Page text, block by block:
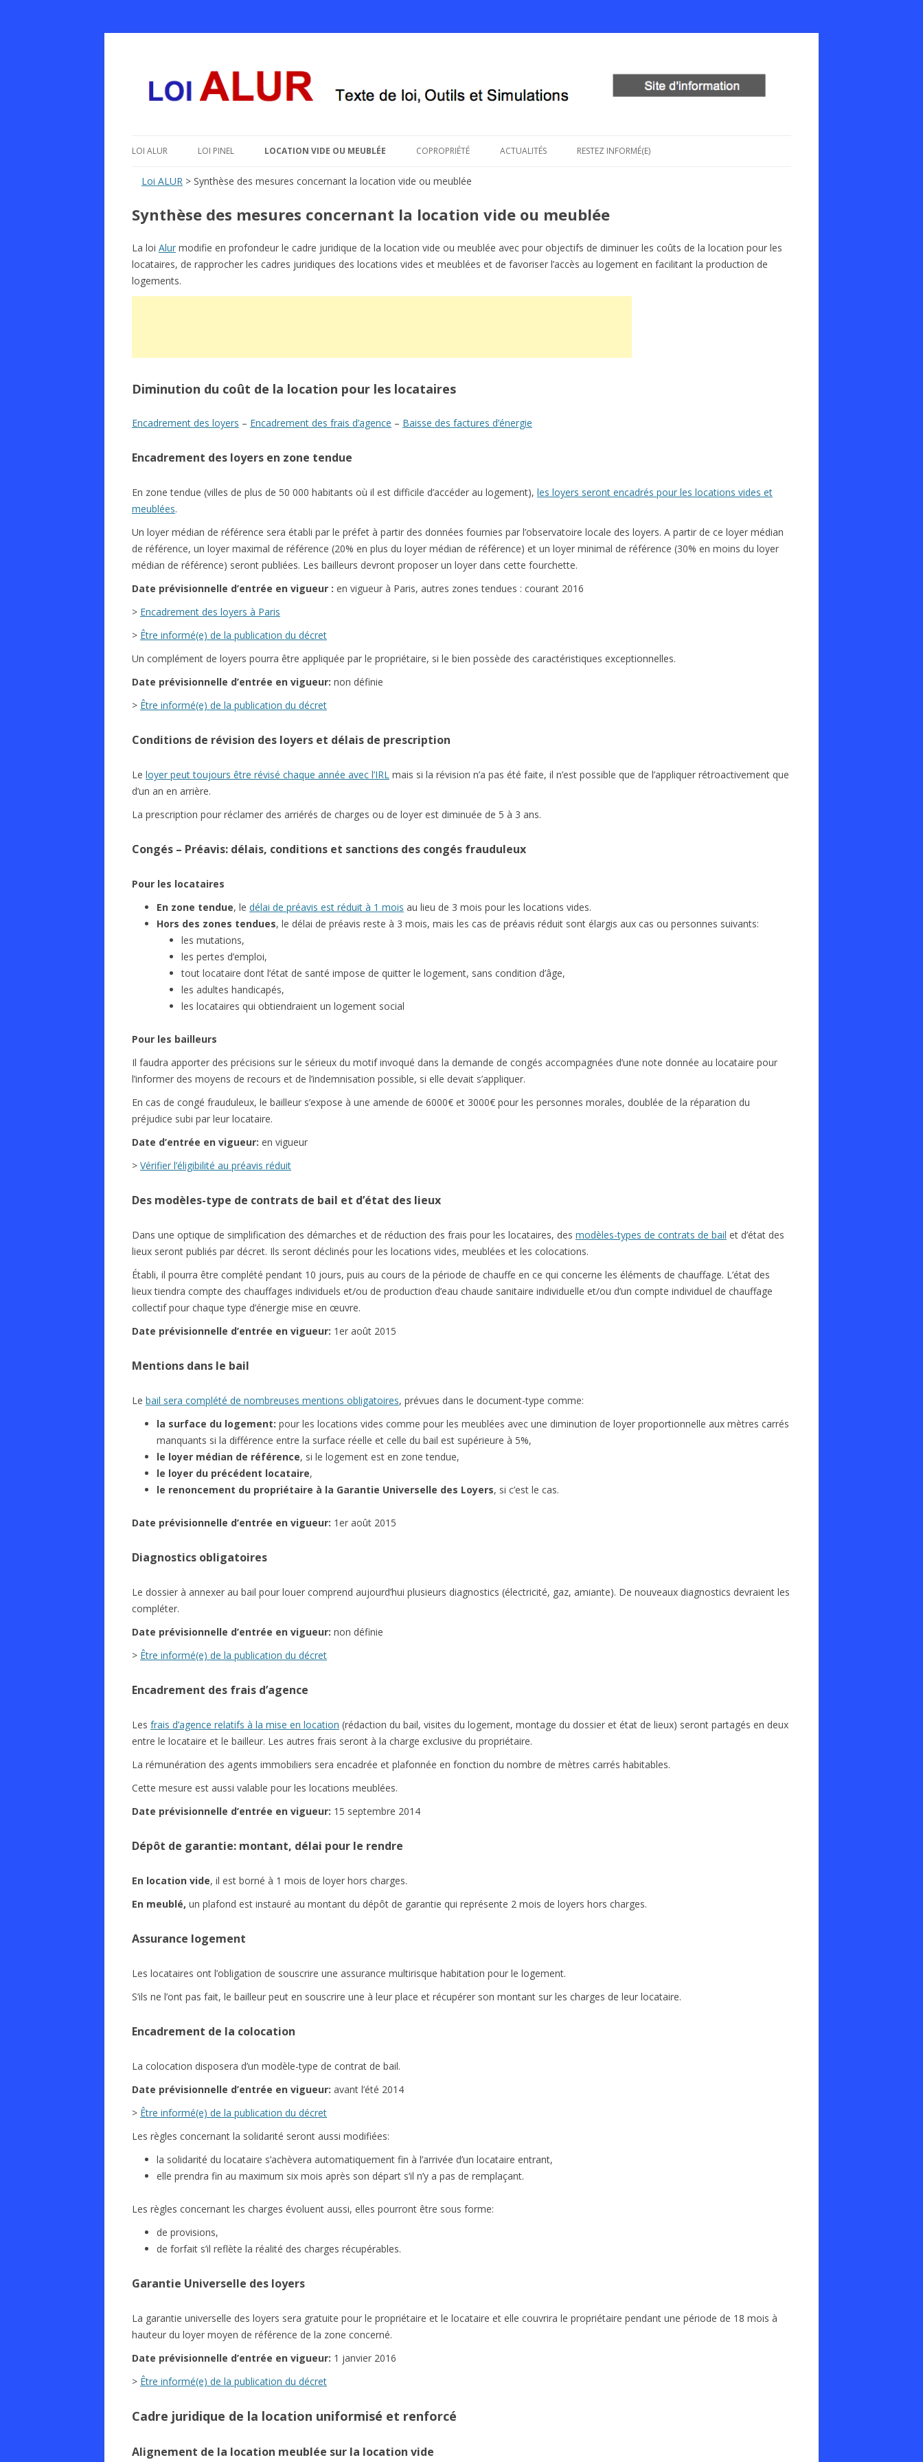
LOI ALUR LOI PINEL LOCATION VIDE OU MEUBLÉE COPROPRIÉTÉ ACTUALITÉS RESTEZ INFORMÉ(E)
Loi ALUR > Synthèse des mesures concernant la location vide ou meublée
Synthèse des mesures concernant la location vide ou meublée
La loi Alur modifie en profondeur le cadre juridique de la location vide ou meublée avec pour objectifs de diminuer les coûts de la location pour les
locataires, de rapprocher les cadres juridiques des locations vides et meublées et de favoriser l’accès au logement en facilitant la production de
logements.
Diminution du coût de la location pour les locataires
Encadrement des loyers – Encadrement des frais d’agence – Baisse des factures d’énergie
Encadrement des loyers en zone tendue
En zone tendue (villes de plus de 50 000 habitants où il est difficile d’accéder au logement), les loyers seront encadrés pour les locations vides et
meublées.
Un loyer médian de référence sera établi par le préfet à partir des données fournies par l’observatoire locale des loyers. A partir de ce loyer médian
de référence, un loyer maximal de référence (20% en plus du loyer médian de référence) et un loyer minimal de référence (30% en moins du loyer
médian de référence) seront publiées. Les bailleurs devront proposer un loyer dans cette fourchette.
Date prévisionnelle d’entrée en vigueur : en vigueur à Paris, autres zones tendues : courant 2016
> Encadrement des loyers à Paris
> Être informé(e) de la publication du décret
Un complément de loyers pourra être appliquée par le propriétaire, si le bien possède des caractéristiques exceptionnelles.
Date prévisionnelle d’entrée en vigueur: non définie
> Être informé(e) de la publication du décret
Conditions de révision des loyers et délais de prescription
Le loyer peut toujours être révisé chaque année avec l’IRL mais si la révision n’a pas été faite, il n’est possible que de l’appliquer rétroactivement que
d’un an en arrière.
La prescription pour réclamer des arriérés de charges ou de loyer est diminuée de 5 à 3 ans.
Congés – Préavis: délais, conditions et sanctions des congés frauduleux
Pour les locataires
En zone tendue, le délai de préavis est réduit à 1 mois au lieu de 3 mois pour les locations vides.
Hors des zones tendues, le délai de préavis reste à 3 mois, mais les cas de préavis réduit sont élargis aux cas ou personnes suivants:
les mutations,
les pertes d’emploi,
tout locataire dont l’état de santé impose de quitter le logement, sans condition d’âge,
les adultes handicapés,
les locataires qui obtiendraient un logement social
Pour les bailleurs
Il faudra apporter des précisions sur le sérieux du motif invoqué dans la demande de congés accompagnées d’une note donnée au locataire pour
l’informer des moyens de recours et de l’indemnisation possible, si elle devait s’appliquer.
En cas de congé frauduleux, le bailleur s’expose à une amende de 6000€ et 3000€ pour les personnes morales, doublée de la réparation du
préjudice subi par leur locataire.
Date d’entrée en vigueur: en vigueur
> Vérifier l’éligibilité au préavis réduit
Des modèles-type de contrats de bail et d’état des lieux
Dans une optique de simplification des démarches et de réduction des frais pour les locataires, des modèles-types de contrats de bail et d’état des
lieux seront publiés par décret. Ils seront déclinés pour les locations vides, meublées et les colocations.
Établi, il pourra être complété pendant 10 jours, puis au cours de la période de chauffe en ce qui concerne les éléments de chauffage. L’état des
lieux tiendra compte des chauffages individuels et/ou de production d’eau chaude sanitaire individuelle et/ou d’un compte individuel de chauffage
collectif pour chaque type d’énergie mise en œuvre.
Date prévisionnelle d’entrée en vigueur: 1er août 2015
Mentions dans le bail
Le bail sera complété de nombreuses mentions obligatoires, prévues dans le document-type comme:
la surface du logement: pour les locations vides comme pour les meublées avec une diminution de loyer proportionnelle aux mètres carrés
manquants si la différence entre la surface réelle et celle du bail est supérieure à 5%,
le loyer médian de référence, si le logement est en zone tendue,
le loyer du précédent locataire,
le renoncement du propriétaire à la Garantie Universelle des Loyers, si c’est le cas.
Date prévisionnelle d’entrée en vigueur: 1er août 2015
Diagnostics obligatoires
Le dossier à annexer au bail pour louer comprend aujourd’hui plusieurs diagnostics (électricité, gaz, amiante). De nouveaux diagnostics devraient les
compléter.
Date prévisionnelle d’entrée en vigueur: non définie
> Être informé(e) de la publication du décret
Encadrement des frais d’agence
Les frais d’agence relatifs à la mise en location (rédaction du bail, visites du logement, montage du dossier et état de lieux) seront partagés en deux
entre le locataire et le bailleur. Les autres frais seront à la charge exclusive du propriétaire.
La rémunération des agents immobiliers sera encadrée et plafonnée en fonction du nombre de mètres carrés habitables.
Cette mesure est aussi valable pour les locations meublées.
Date prévisionnelle d’entrée en vigueur: 15 septembre 2014
Dépôt de garantie: montant, délai pour le rendre
En location vide, il est borné à 1 mois de loyer hors charges.
En meublé, un plafond est instauré au montant du dépôt de garantie qui représente 2 mois de loyers hors charges.
Assurance logement
Les locataires ont l’obligation de souscrire une assurance multirisque habitation pour le logement.
S’ils ne l’ont pas fait, le bailleur peut en souscrire une à leur place et récupérer son montant sur les charges de leur locataire.
Encadrement de la colocation
La colocation disposera d’un modèle-type de contrat de bail.
Date prévisionnelle d’entrée en vigueur: avant l’été 2014
> Être informé(e) de la publication du décret
Les règles concernant la solidarité seront aussi modifiées:
la solidarité du locataire s’achèvera automatiquement fin à l’arrivée d’un locataire entrant,
elle prendra fin au maximum six mois après son départ s’il n’y a pas de remplaçant.
Les règles concernant les charges évoluent aussi, elles pourront être sous forme:
de provisions,
de forfait s’il reflète la réalité des charges récupérables.
Garantie Universelle des loyers
La garantie universelle des loyers sera gratuite pour le propriétaire et le locataire et elle couvrira le propriétaire pendant une période de 18 mois à
hauteur du loyer moyen de référence de la zone concerné.
Date prévisionnelle d’entrée en vigueur: 1 janvier 2016
> Être informé(e) de la publication du décret
Cadre juridique de la location uniformisé et renforcé
Alignement de la location meublée sur la location vide